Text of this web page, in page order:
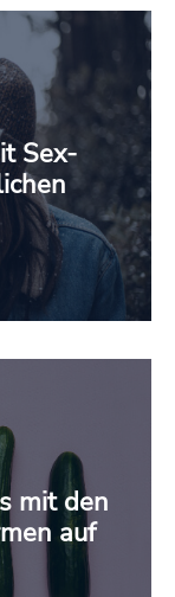
Sex-
mit den
auf